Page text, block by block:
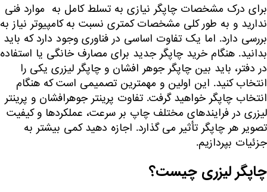
برای درک مشخصات چاپگر نیازی به تسلط کامل به موارد فنی
ندارید و به طور کلی مشخصات کمتری نسبت به کامپیوتر نیاز به
بررسی دارد. اما یک تفاوت اساسی در فناوری وجود دارد که باید
بدانید. هنگام خرید چاپگر جدید برای مصارف خانگی یا استفاده
در دفتر، باید بین چاپگر جوهر افشان و چاپگر لیزری یکی را
انتخاب کنید. این اولین و مهمترین تصمیمی است که هنگام
انتخاب چاپگر خواهید گرفت. تفاوت پرینتر جوهرافشان و پرینتر
لیزری در فرایندهای مختلف چاپ بر سرعت، عملکردها و کیفیت
تصویر هر چاپگر تأثیر می گذارد. اجازه دهید کمی بیشتر به
جزئیات بپردازیم.
چاپگر لیزری چیست؟